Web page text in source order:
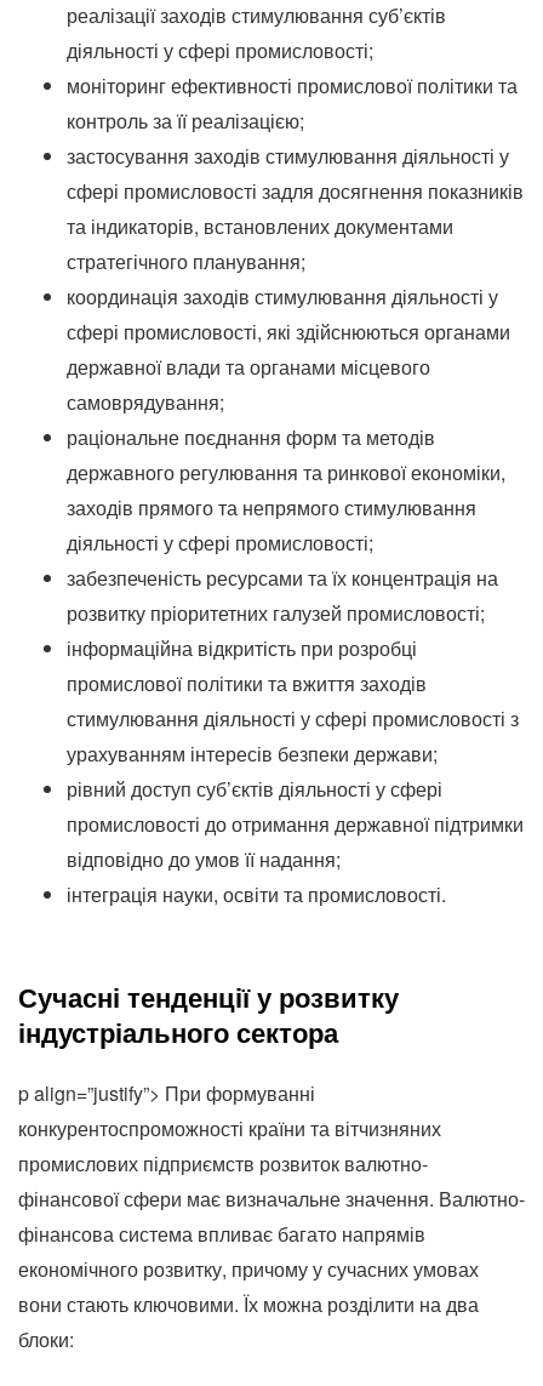
реалізації заходів стимулювання суб’єктів
діяльності у сфері промисловості;
моніторинг ефективності промислової політики та
контроль за її реалізацією;
застосування заходів стимулювання діяльності у
сфері промисловості задля досягнення показників
та індикаторів, встановлених документами
стратегічного планування;
координація заходів стимулювання діяльності у
сфері промисловості, які здійснюються органами
державної влади та органами місцевого
самоврядування;
раціональне поєднання форм та методів
державного регулювання та ринкової економіки,
заходів прямого та непрямого стимулювання
діяльності у сфері промисловості;
забезпеченість ресурсами та їх концентрація на
розвитку пріоритетних галузей промисловості;
інформаційна відкритість при розробці
промислової політики та вжиття заходів
стимулювання діяльності у сфері промисловості з
урахуванням інтересів безпеки держави;
рівний доступ суб’єктів діяльності у сфері
промисловості до отримання державної підтримки
відповідно до умов її надання;
інтеграція науки, освіти та промисловості.
Сучасні тенденції у розвитку
індустріального сектора
p align=”justify”> При формуванні
конкурентоспроможності країни та вітчизняних
промислових підприємств розвиток валютно-
фінансової сфери має визначальне значення. Валютно-
фінансова система впливає багато напрямів
економічного розвитку, причому у сучасних умовах
вони стають ключовими. Їх можна розділити на два
блоки: